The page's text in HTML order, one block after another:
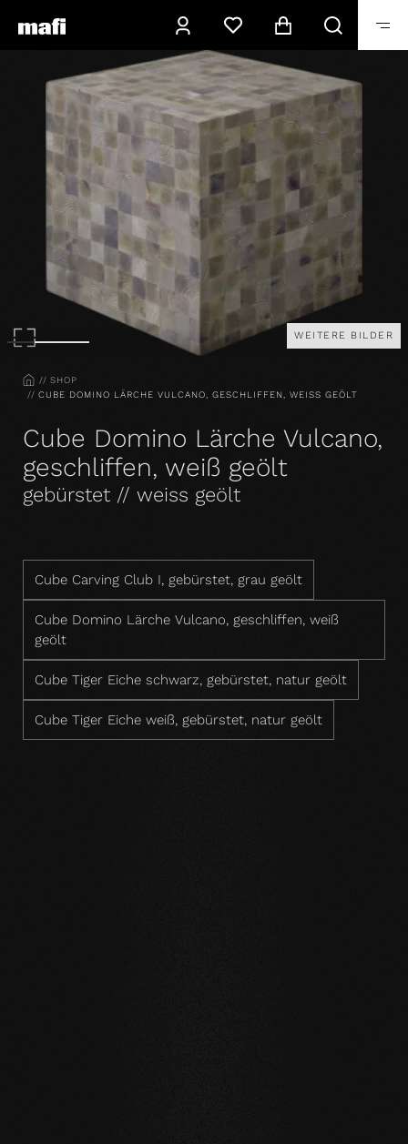
WEITERE BILDER
HOMESHOP
CUBE DOMINO LÄRCHE VULCANO, GESCHLIFFEN, WEISS GEÖLT
Cube Domino Lärche Vulcano,
geschliffen, weiß geölt
gebürstet // weiss geölt
Cube Carving Club I, gebürstet, grau geölt
Cube Domino Lärche Vulcano, geschliffen, weiß
geölt
Cube Tiger Eiche schwarz, gebürstet, natur geölt
Cube Tiger Eiche weiß, gebürstet, natur geölt